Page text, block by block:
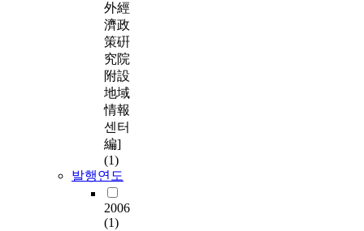
外經
濟政
策硏
究院
附設
地域
情報
센터
編]
(1)
발행연도
2006
(1)